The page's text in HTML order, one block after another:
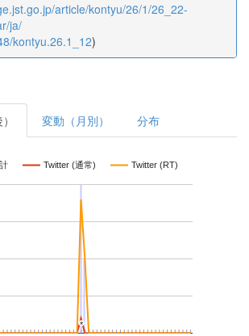
article/kontyu/26/1/26_22-
ja/
kontyu.26.1_12)
変動（月別） 分布
Twitter (通常) Twitter (RT)
*
*